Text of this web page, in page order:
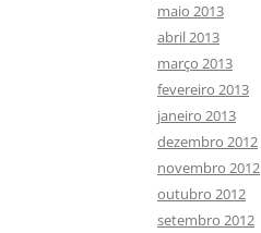
maio 2013
abril 2013
março 2013
fevereiro 2013
janeiro 2013
dezembro 2012
novembro 2012
outubro 2012
setembro 2012